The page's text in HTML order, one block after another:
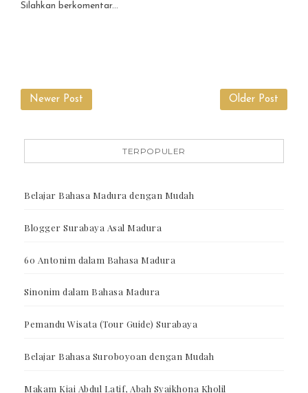
Silahkan berkomentar...
Newer Post Older Post
TERPOPULER
Belajar Bahasa Madura dengan Mudah
Blogger Surabaya Asal Madura
60 Antonim dalam Bahasa Madura
Sinonim dalam Bahasa Madura
Pemandu Wisata (Tour Guide) Surabaya
Belajar Bahasa Suroboyoan dengan Mudah
Makam Kiai Abdul Latif, Abah Syaikhona Kholil